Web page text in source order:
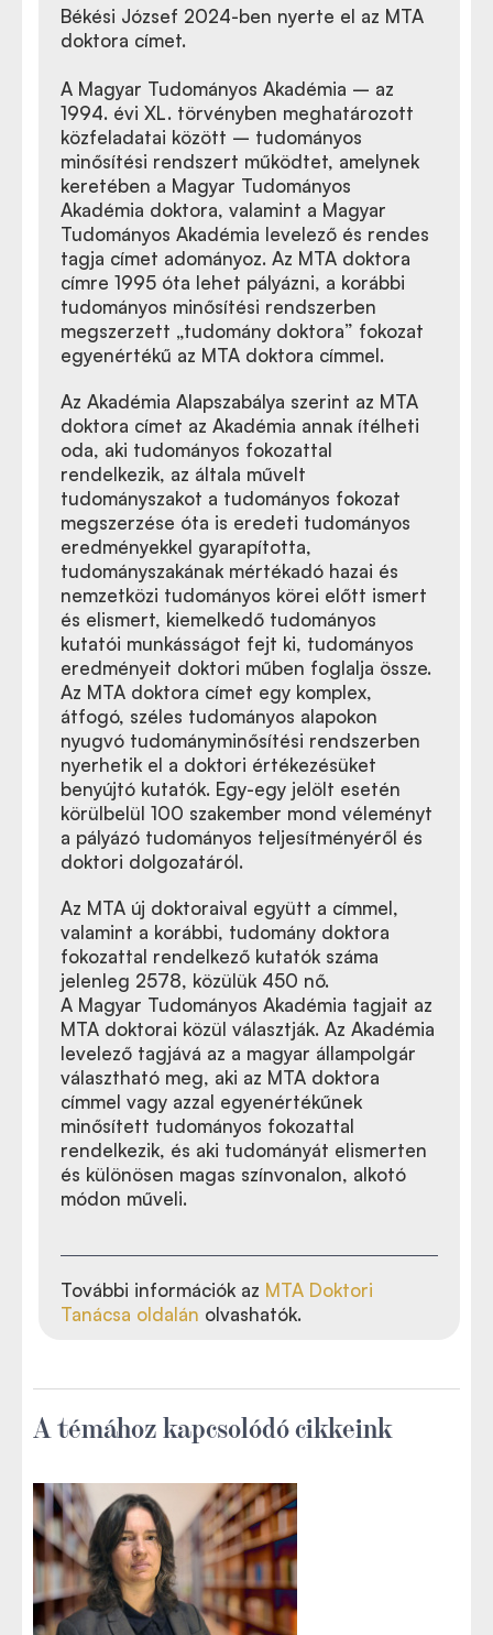
Békési József 2024-ben nyerte el az MTA
doktora címet.
A Magyar Tudományos Akadémia – az
1994. évi XL. törvényben meghatározott
közfeladatai között – tudományos
minősítési rendszert működtet, amelynek
keretében a Magyar Tudományos
Akadémia doktora, valamint a Magyar
Tudományos Akadémia levelező és rendes
tagja címet adományoz. Az MTA doktora
címre 1995 óta lehet pályázni, a korábbi
tudományos minősítési rendszerben
megszerzett „tudomány doktora” fokozat
egyenértékű az MTA doktora címmel.
Az Akadémia Alapszabálya szerint az MTA
doktora címet az Akadémia annak ítélheti
oda, aki tudományos fokozattal
rendelkezik, az általa művelt
tudományszakot a tudományos fokozat
megszerzése óta is eredeti tudományos
eredményekkel gyarapította,
tudományszakának mértékadó hazai és
nemzetközi tudományos körei előtt ismert
és elismert, kiemelkedő tudományos
kutatói munkásságot fejt ki, tudományos
eredményeit doktori műben foglalja össze.
Az MTA doktora címet egy komplex,
átfogó, széles tudományos alapokon
nyugvó tudományminősítési rendszerben
nyerhetik el a doktori értékezésüket
benyújtó kutatók. Egy-egy jelölt esetén
körülbelül 100 szakember mond véleményt
a pályázó tudományos teljesítményéről és
doktori dolgozatáról.
Az MTA új doktoraival együtt a címmel,
valamint a korábbi, tudomány doktora
fokozattal rendelkező kutatók száma
jelenleg 2578, közülük 450 nő.
A Magyar Tudományos Akadémia tagjait az
MTA doktorai közül választják. Az Akadémia
levelező tagjává az a magyar állampolgár
választható meg, aki az MTA doktora
címmel vagy azzal egyenértékűnek
minősített tudományos fokozattal
rendelkezik, és aki tudományát elismerten
és különösen magas színvonalon, alkotó
módon műveli.
További információk az MTA Doktori
Tanácsa oldalán olvashatók.
A témához kapcsolódó cikkeink